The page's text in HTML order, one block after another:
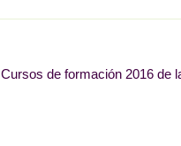
Cursos de formación 2016 de